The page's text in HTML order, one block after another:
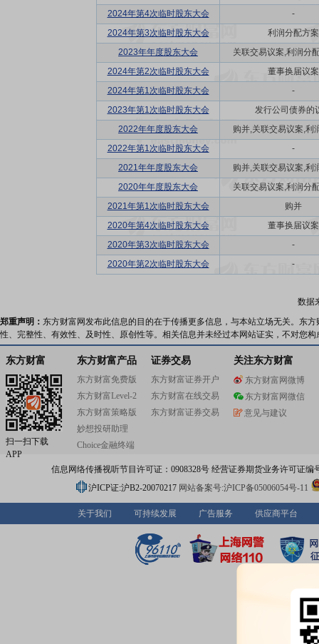
2024年第4次临时股东大会
-
2024年第3次临时股东大会
利润分配方案
2023年年度股东大会
关联交易议案,利润分
2024年第2次临时股东大会
董事换届议案
2024年第1次临时股东大会
-
2023年第1次临时股东大会
发行公司债券的
2022年年度股东大会
购并,关联交易议案,利
2022年第1次临时股东大会
-
2021年年度股东大会
购并,关联交易议案,利
2020年年度股东大会
关联交易议案,利润分
2021年第1次临时股东大会
购并
2020年第4次临时股东大会
董事换届议案
2020年第3次临时股东大会
-
2020年第2次临时股东大会
-
数据
郑重声明： 东方财富网发布此信息的目的在于传播更多信息，与本站立场无关。东
性、完整性、有效性、及时性、原创性等。相关信息并未经过本网站证实，不对您
东方财富
扫一扫下载
APP
东方财富产品
东方财富免费版
东方财富Level-2
东方财富策略版
妙想投研助理
Choice金融终端
证券交易
东方财富证券开户
东方财富在线交易
东方财富证券交易
关注东方财富
东方财富网微博
东方财富网微信
意见与建议
信息网络传播视听节目许可证：0908328号 经营证券期货业务许可证编
沪ICP证:沪B2-20070217 网站备案号:沪ICP备05006054号-11
关于我们 可持续发展 广告服务 供应商平台